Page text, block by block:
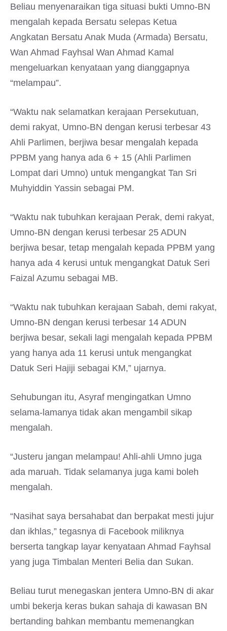
Beliau menyenaraikan tiga situasi bukti Umno-BN
mengalah kepada Bersatu selepas Ketua
Angkatan Bersatu Anak Muda (Armada) Bersatu,
Wan Ahmad Fayhsal Wan Ahmad Kamal
mengeluarkan kenyataan yang dianggapnya
“melampau”.
“Waktu nak selamatkan kerajaan Persekutuan,
demi rakyat, Umno-BN dengan kerusi terbesar 43
Ahli Parlimen, berjiwa besar mengalah kepada
PPBM yang hanya ada 6 + 15 (Ahli Parlimen
Lompat dari Umno) untuk mengangkat Tan Sri
Muhyiddin Yassin sebagai PM.
“Waktu nak tubuhkan kerajaan Perak, demi rakyat,
Umno-BN dengan kerusi terbesar 25 ADUN
berjiwa besar, tetap mengalah kepada PPBM yang
hanya ada 4 kerusi untuk mengangkat Datuk Seri
Faizal Azumu sebagai MB.
“Waktu nak tubuhkan kerajaan Sabah, demi rakyat,
Umno-BN dengan kerusi terbesar 14 ADUN
berjiwa besar, sekali lagi mengalah kepada PPBM
yang hanya ada 11 kerusi untuk mengangkat
Datuk Seri Hajiji sebagai KM,” ujarnya.
Sehubungan itu, Asyraf mengingatkan Umno
selama-lamanya tidak akan mengambil sikap
mengalah.
“Justeru jangan melampau! Ahli-ahli Umno juga
ada maruah. Tidak selamanya juga kami boleh
mengalah.
“Nasihat saya bersahabat dan berpakat mesti jujur
dan ikhlas,” tegasnya di Facebook miliknya
berserta tangkap layar kenyataan Ahmad Fayhsal
yang juga Timbalan Menteri Belia dan Sukan.
Beliau turut menegaskan jentera Umno-BN di akar
umbi bekerja keras bukan sahaja di kawasan BN
bertanding bahkan membantu memenangkan